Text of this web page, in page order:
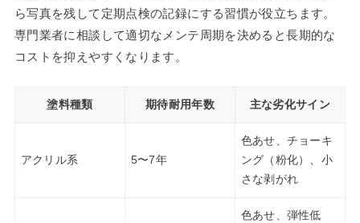
ら写真を残して定期点検の記録にする習慣が役立ちます。
専門業者に相談して適切なメンテ周期を決めると長期的な
コストを抑えやすくなります。
塗料種類 期待耐用年数 主な劣化サイン
アクリル系 5〜7年
色あせ、チョーキ
ング（粉化）、小
さな剥がれ
色あせ、弾性低